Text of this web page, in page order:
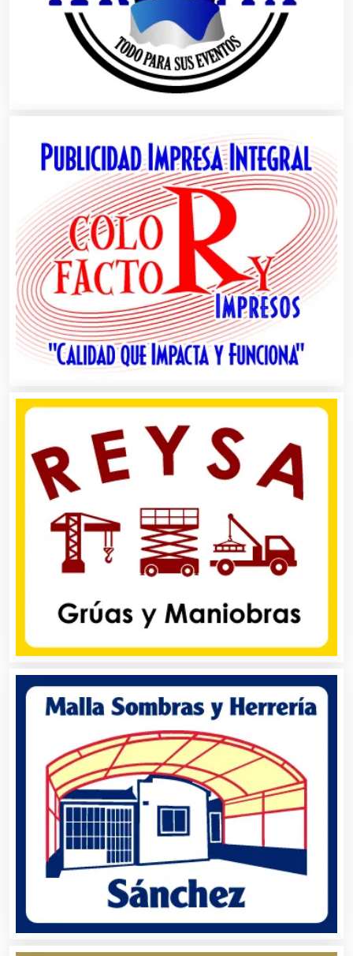
Asilos
Asociaciones Civiles
Asociaciones Empresariales
Audio, Sonido e Iluminación
Audios para Eventos
Autobuses
Automatización
Automóviles Nuevos y Usados
Autopartes Eléctricas
Balnearios
Bancos
Banquetes
Bares y Cantinas
Basculas
Bebidas
Belleza